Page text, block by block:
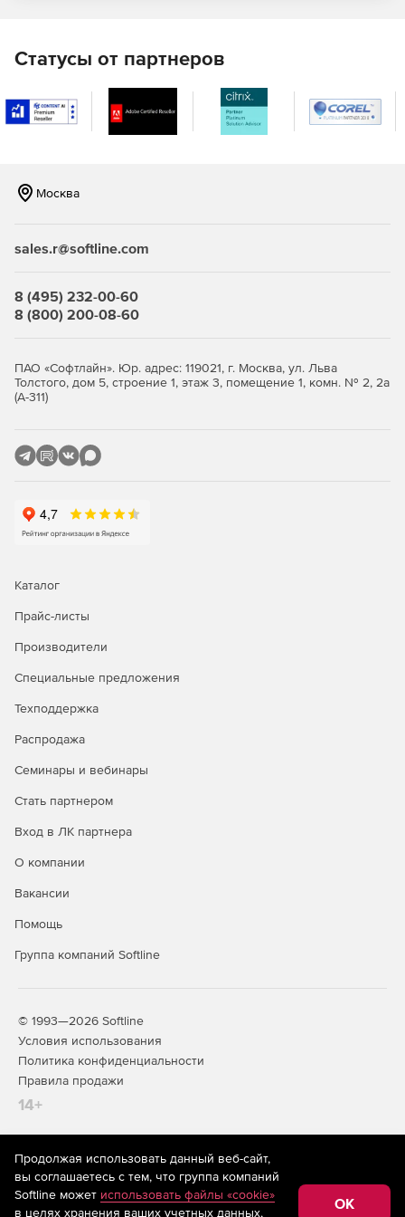
Облачная поддержка
Полная поддержка Amazon RDS, Microsoft SQL Azure,
Google Cloud SQL, Heroku и др.
Статусы от партнеров
Москва
sales.r@softline.com
8 (495) 232-00-60
8 (800) 200-08-60
ПАО «Софтлайн». Юр. адрес: 119021, г. Москва, ул. Льва
Толстого, дом 5, строение 1, этаж 3, помещение 1, комн. № 2, 2а
(А-311)
Каталог
Прайс-листы
Производители
Специальные предложения
Техподдержка
Распродажа
Семинары и вебинары
Стать партнером
Вход в ЛК партнера
О компании
Вакансии
Помощь
Группа компаний Softline
© 1993—2026 Softline
Условия использования
Политика конфиденциальности
Правила продажи
14+
На информационном ресурсе store.softline.ru применяются
рекомендательные технологии(информационные технологии
предоставления информации на основе сбора,
систематизации и анализа сведений, относящихся к
Продолжая использовать данный веб-сайт,
вы соглашаетесь с тем, что группа компаний
Softline может использовать файлы «cookie»
в целях хранения ваших учетных данных,
OK